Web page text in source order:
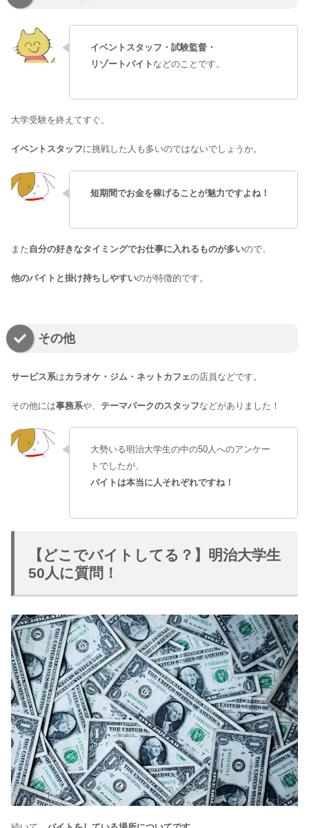
イベントスタッフ・試験監督・
リゾートバイト などのことです。
大学受験を終えてすぐ、
イベントスタッフに挑戦した人も多いのではないでしょうか。
短期間でお金を稼げることが魅力ですよね！
また自分の好きなタイミングでお仕事に入れるものが多いので、
他のバイトと掛け持ちしやすいのが特徴的です。
その他
サービス系はカラオケ・ジム・ネットカフェの店員などです。
その他には事務系や、 テーマパークのスタッフなどがありました！
大勢いる明治大学生の中の50人へのアンケー
トでしたが、
バイトは本当に人それぞれですね！
【どこでバイトしてる？】明治大学生
50人に質問！